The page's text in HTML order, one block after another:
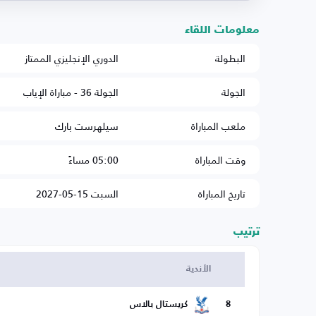
معلومات اللقاء
البطولة
الدوري الإنجليزي الممتاز
الجولة
الجولة 36 - مباراة الإياب
ملعب المباراة
سيلهرست بارك
وقت المباراة
05:00 مساءً
تاريخ المباراة
السبت 15-05-2027
ترتيب
الأندية
8 كريستال بالاس